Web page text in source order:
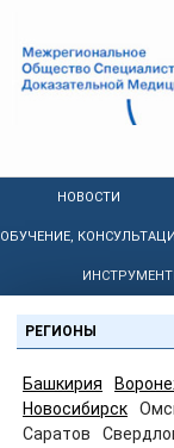
НОВОСТИ
ОБУЧЕНИЕ,
РЕГИОНЫ
Башкирия
Новосибирск
Саратов